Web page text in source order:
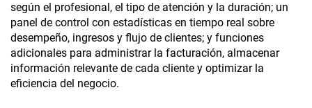
según el profesional, el tipo de atención y la duración; un
panel de control con estadísticas en tiempo real sobre
desempeño, ingresos y flujo de clientes; y funciones
adicionales para administrar la facturación, almacenar
información relevante de cada cliente y optimizar la
eficiencia del negocio.